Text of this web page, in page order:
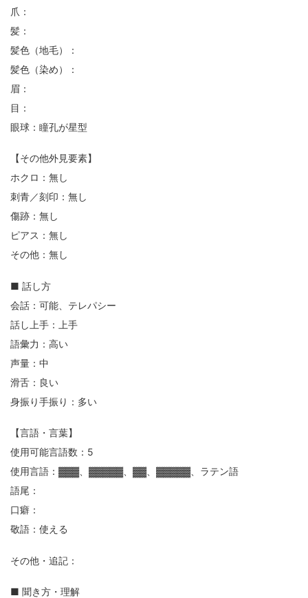
爪：
髪：
髪色（地毛）：
髪色（染め）：
眉：
目：
眼球：瞳孔が星型
【その他外見要素】
ホクロ：無し
刺青／刻印：無し
傷跡：無し
ピアス：無し
その他：無し
■ 話し方
会話：可能、テレパシー
話し上手：上手
語彙力：高い
声量：中
滑舌：良い
身振り手振り：多い
【言語・言葉】
使用可能言語数：5
使用言語：▓▓▓、▓▓▓▓▓、▓▓、▓▓▓▓▓、ラテン語
語尾：
口癖：
敬語：使える
その他・追記：
■ 聞き方・理解